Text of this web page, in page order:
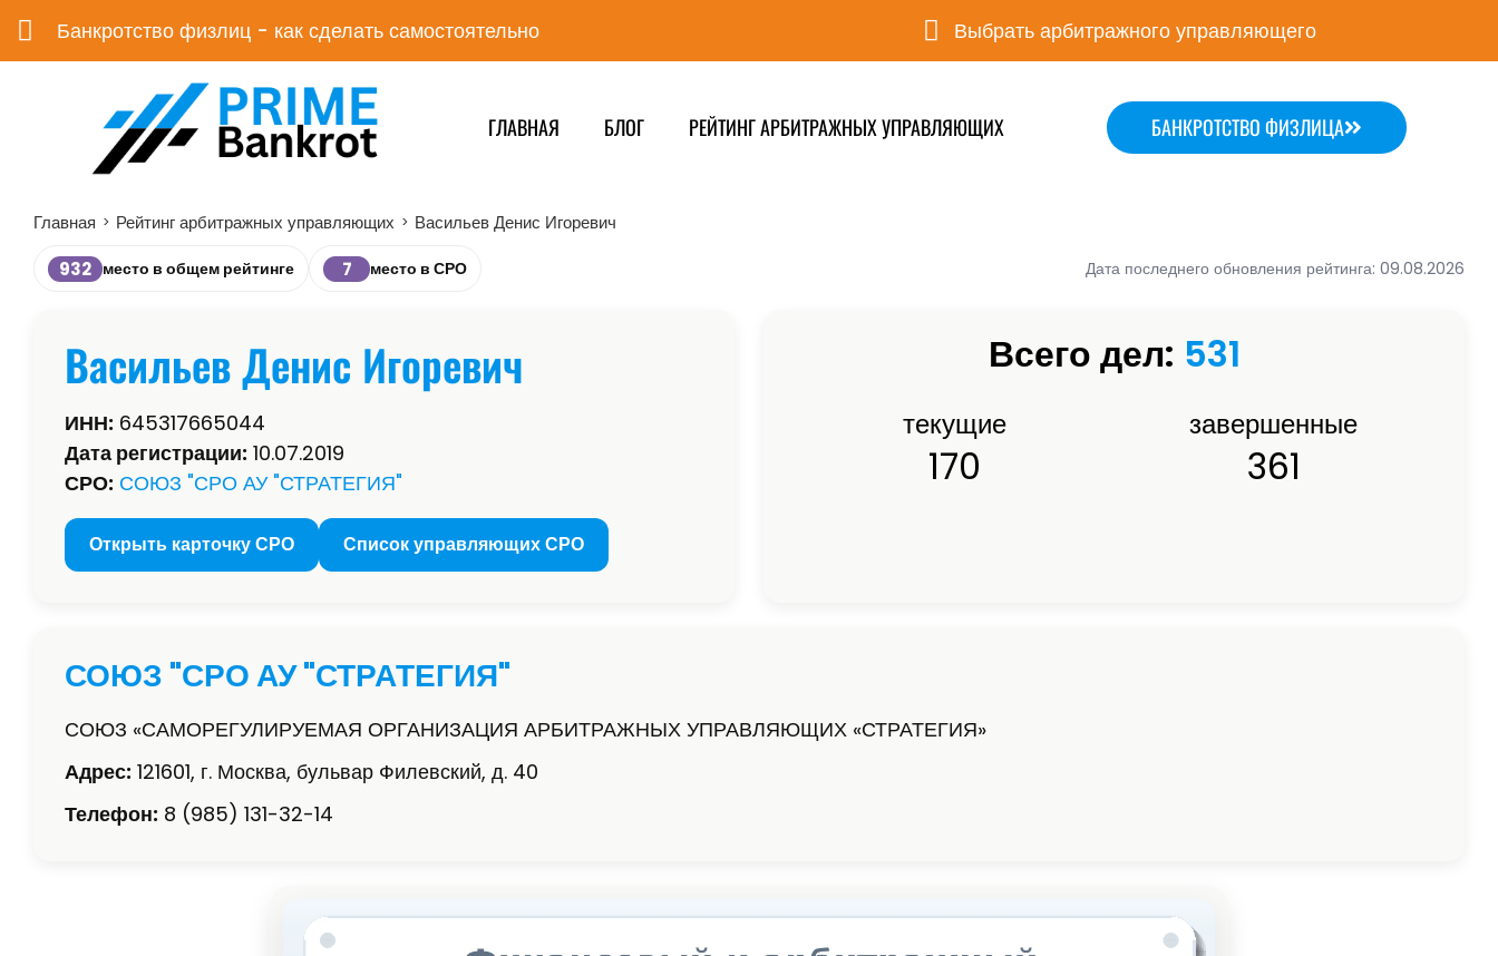
Банкротство физлиц - как сделать самостоятельно Выбрать арбитражного управляющего
ГЛАВНАЯ БЛОГ РЕЙТИНГ АРБИТРАЖНЫХ УПРАВЛЯЮЩИХ БАНКРОТСТВО ФИЗЛИЦА
Главная > Рейтинг арбитражных управляющих > Васильев Денис Игоревич
932 место в общем рейтинге 7 место в СРО Дата последнего обновления рейтинга: 09.08.2026
Васильев Денис Игоревич
ИНН: 645317665044
Дата регистрации: 10.07.2019
СРО: СОЮЗ "СРО АУ "СТРАТЕГИЯ"
Открыть карточку СРО Список управляющих СРО
Всего дел: 531
текущие
170
завершенные
361
СОЮЗ "СРО АУ "СТРАТЕГИЯ"
СОЮЗ «САМОРЕГУЛИРУЕМАЯ ОРГАНИЗАЦИЯ АРБИТРАЖНЫХ УПРАВЛЯЮЩИХ «СТРАТЕГИЯ»
Адрес: 121601, г. Москва, бульвар Филевский, д. 40
Телефон: 8 (985) 131-32-14